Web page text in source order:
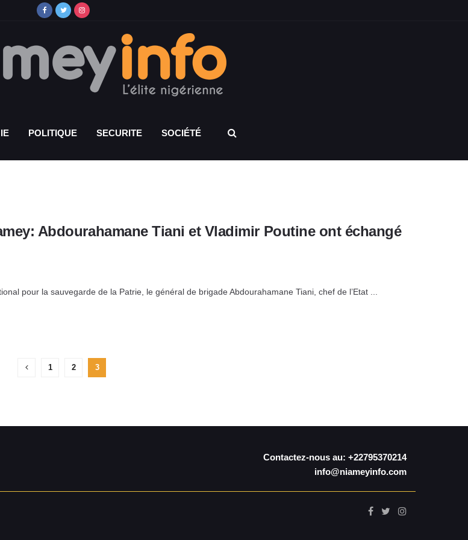
POLITIQUE SECURITE SOCIÉTÉ
Abdourahamane Tiani et Vladimir Poutine ont échangé
pour la sauvegarde de la Patrie, le général de brigade Abdourahamane Tiani, chef de l’Etat ...
1 2 3
Contactez-nous au: +22795370214
info@niameyinfo.com